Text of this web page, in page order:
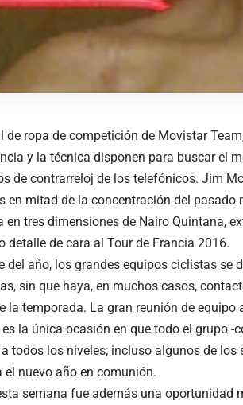
de ropa de competición de Movistar
y la técnica disponen para buscar el
de contrarreloj de los telefónicos. Jim
en mitad de la concentración del pasado
en tres dimensiones de Nairo Quintana,
detalle de cara al Tour de Francia 2016.
del año, los grandes equipos ciclistas se
sin que haya, en muchos casos,
la temporada. La gran reunión de equipo
la única ocasión en que todo el grupo -
todos los niveles; incluso algunos de los
nuevo año en comunión.
semana fue además una oportunidad